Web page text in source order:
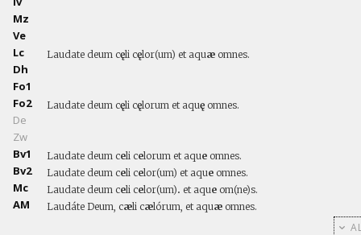
Mz
Ve
Lc
Laudate deum cęli cęlor(um) et aquæ omnes.
Dh
Fo1
Fo2
Laudate deum cęli cęlorum et aquę omnes.
De
Zw
Bv1
Laudate deum celi celorum et aque omnes.
Bv2 Laudate deum celi celor(um) et aque omnes.
Mc Laudate deum celi celor(um). et aque om(ne)s.
AM Laudáte Deum, cæli cælórum, et aquæ omnes.